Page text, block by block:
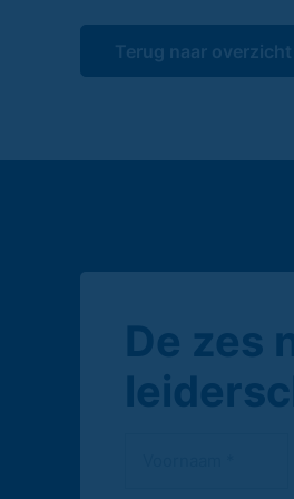
Terug naar overzicht
De zes